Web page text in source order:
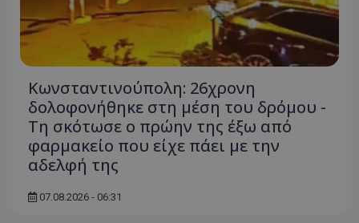
Κωνσταντινούπολη: 26χρονη
δολοφονήθηκε στη μέση του δρόμου -
Τη σκότωσε ο πρώην της έξω από
φαρμακείο που είχε πάει με την
αδελφή της
07.08.2026 - 06:31